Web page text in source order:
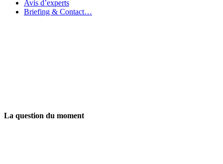
Avis d’experts
Briefing & Contact…
La question du moment